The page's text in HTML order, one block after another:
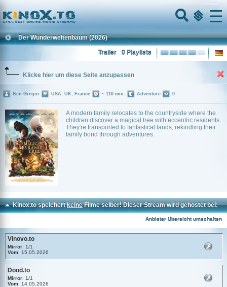
Home
Menu
Der Wunderweltenbaum (2026)
0 Playlists
Trailer
Klicke hier um diese Seite anzupassen
A modern family relocates to the countryside where the
children discover a magical tree with eccentric residents.
They're transported to fantastical lands, rekindling their
family bond through adventures.
Ben Gregor USA, UK, France ~ 110 min. Adventure 0
Kinox.to speichertkeineFilme selber! Dieser Stream wird gehostet bei:
Anbieter Übersicht umschalten
Vinovo.to
Mirror: 1/1
Vom: 15.05.2026
Dood.to
Mirror: 1/1
Vom: 14.05.2026